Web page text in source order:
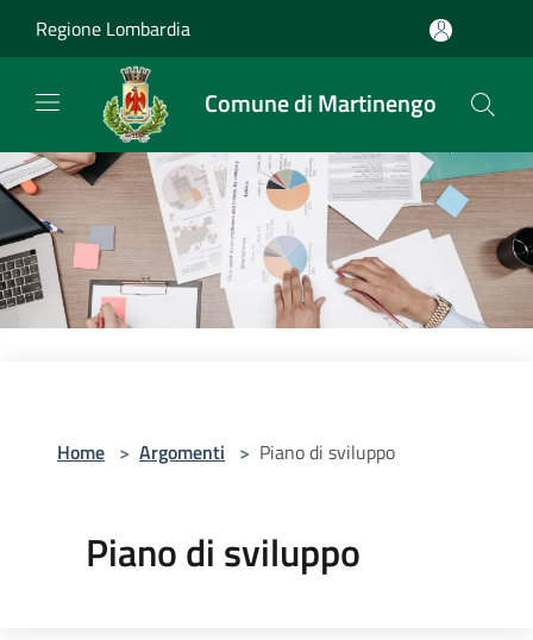
Regione Lombardia
Comune di Martinengo
Home > Argomenti > Piano di sviluppo
Piano di sviluppo